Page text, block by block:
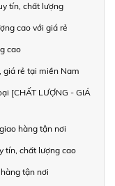
tín, chất lượng
cao với giá rẻ
cao
giá rẻ tại miền Nam
[CHẤT LƯỢNG - GIÁ
hàng tận nơi
tín, chất lượng cao
tận nơi